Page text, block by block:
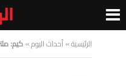
الرئيسية»أحداث اليوم»كيم: